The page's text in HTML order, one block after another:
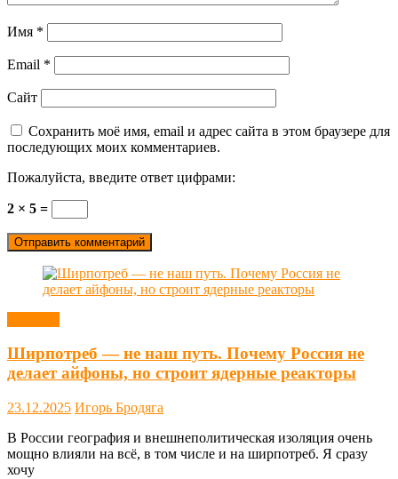
Имя *
Email *
Сайт
Сохранить моё имя, email и адрес сайта в этом браузере для
последующих моих комментариев.
Пожалуйста, введите ответ цифрами:
2 × 5 =
Ширпотреб — не наш путь. Почему Россия не
делает айфоны, но строит ядерные реакторы
23.12.2025 Игорь Бродяга
В России география и внешнеполитическая изоляция очень
мощно влияли на всё, в том числе и на ширпотреб. Я сразу
хочу